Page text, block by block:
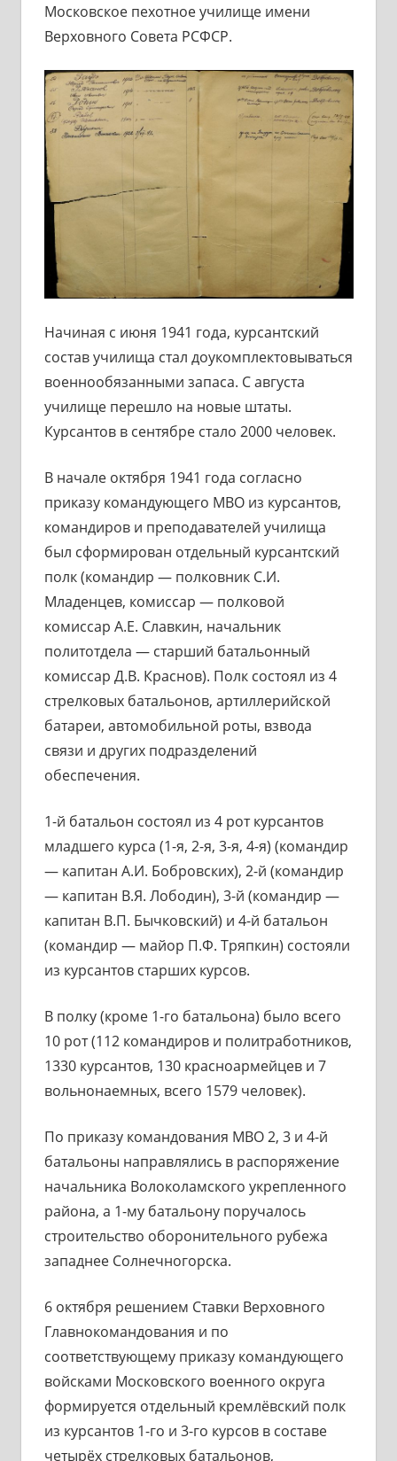
Московское пехотное училище имени
Верховного Совета РСФСР.
Начиная с июня 1941 года, курсантский
состав училища стал доукомплектовываться
военнообязанными запаса. С августа
училище перешло на новые штаты.
Курсантов в сентябре стало 2000 человек.
В начале октября 1941 года согласно
приказу командующего МВО из курсантов,
командиров и преподавателей училища
был сформирован отдельный курсантский
полк (командир — полковник С.И.
Младенцев, комиссар — полковой
комиссар А.Е. Славкин, начальник
политотдела — старший батальонный
комиссар Д.В. Краснов). Полк состоял из 4
стрелковых батальонов, артиллерийской
батареи, автомобильной роты, взвода
связи и других подразделений
обеспечения.
1-й батальон состоял из 4 рот курсантов
младшего курса (1-я, 2-я, 3-я, 4-я) (командир
— капитан А.И. Бобровских), 2-й (командир
— капитан В.Я. Лободин), 3-й (командир —
капитан В.П. Бычковский) и 4-й батальон
(командир — майор П.Ф. Тряпкин) состояли
из курсантов старших курсов.
В полку (кроме 1-го батальона) было всего
10 рот (112 командиров и политработников,
1330 курсантов, 130 красноармейцев и 7
вольнонаемных, всего 1579 человек).
По приказу командования МВО 2, 3 и 4-й
батальоны направлялись в распоряжение
начальника Волоколамского укрепленного
района, а 1-му батальону поручалось
строительство оборонительного рубежа
западнее Солнечногорска.
6 октября решением Ставки Верховного
Главнокомандования и по
соответствующему приказу командующего
войсками Московского военного округа
формируется отдельный кремлёвский полк
из курсантов 1-го и 3-го курсов в составе
четырёх стрелковых батальонов,